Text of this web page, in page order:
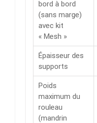
bord à bord
(sans marge)
avec kit
« Mesh »
Épaisseur des
supports
Poids
maximum du
rouleau
(mandrin